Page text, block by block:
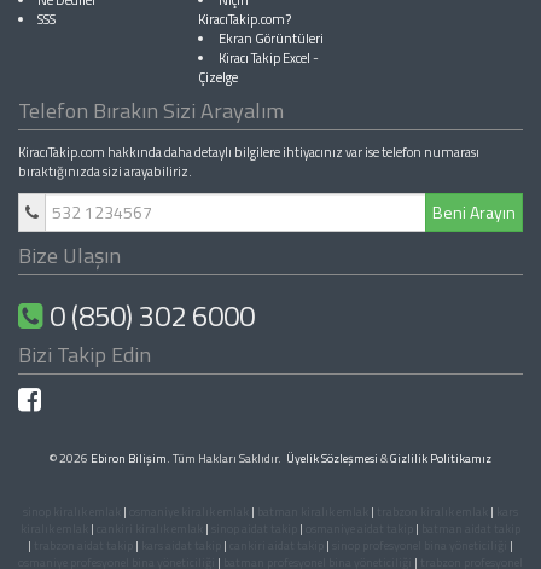
SSS
KiracıTakip.com?
Ekran Görüntüleri
Kiracı Takip Excel-
Çizelge
Telefon Bırakın Sizi Arayalım
KiracıTakip.com hakkında daha detaylı bilgilere ihtiyacınız var ise telefon numarası
bıraktığınızda sizi arayabiliriz.
Beni Arayın
Bize Ulaşın
0 (850) 302 6000
Bizi Takip Edin
© 2026 Ebiron Bilişim. Tüm Hakları Saklıdır. Üyelik Sözleşmesi &Gizlilik Politikamız
| | | |
| | | |
|
| | |
|
| |